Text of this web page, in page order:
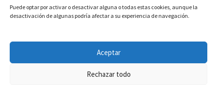
Puede optar por activar o desactivar alguna o todas estas cookies, aunque la
desactivación de algunas podría afectar a su experiencia de navegación.
Aceptar
Rechazar todo
LEGAL
Política de privacidad–Aviso Legal–Política de cookies
Registro de actividades de Tratamiento